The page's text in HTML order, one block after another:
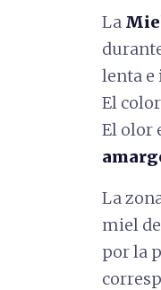
La
lenta e
El
El olor
La
miel
por la